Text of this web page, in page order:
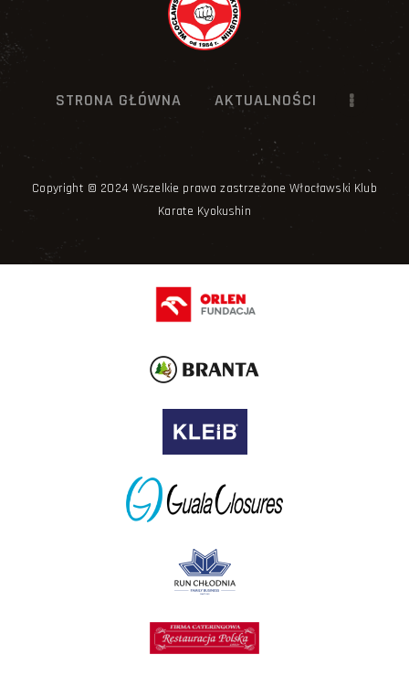
STRONA GŁÓWNA AKTUALNOŚCI
Copyright © 2024 Wszelkie prawa zastrzeżone Włocławski Klub
Karate Kyokushin